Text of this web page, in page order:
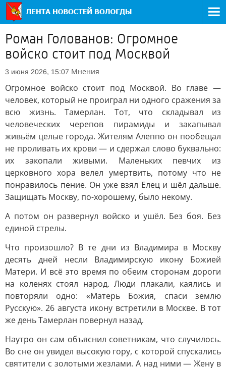
Роман Голованов: Огромное
войско стоит под Москвой
3 июня 2026, 15:07 Мнения
Огромное войско стоит под Москвой. Во главе —
человек, который не проиграл ни одного сражения за
всю жизнь. Тамерлан. Тот, что складывал из
человеческих черепов пирамиды и закапывал
живьём целые города. Жителям Алеппо он пообещал
не проливать их крови — и сдержал слово буквально:
их закопали живыми. Маленьких певчих из
церковного хора велел умертвить, потому что не
понравилось пение. Он уже взял Елец и шёл дальше.
Защищать Москву, по-хорошему, было некому.
А потом он развернул войско и ушёл. Без боя. Без
единой стрелы.
Что произошло? В те дни из Владимира в Москву
десять дней несли Владимирскую икону Божией
Матери. И всё это время по обеим сторонам дороги
на коленях стоял народ. Люди плакали, каялись и
повторяли одно: «Матерь Божия, спаси землю
Русскую». 26 августа икону встретили в Москве. В тот
же день Тамерлан повернул назад.
Наутро он сам объяснил советникам, что случилось.
Во сне он увидел высокую гору, с которой спускались
святители с золотыми жезлами. А над ними — Жену в